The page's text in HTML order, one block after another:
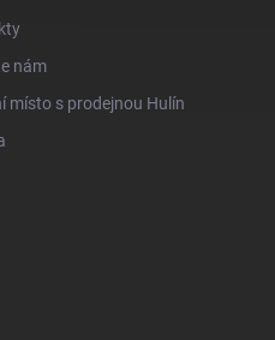
nám
místo s prodejnou Hulín